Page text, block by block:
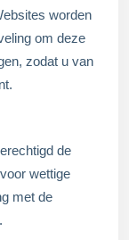
worden
om deze
zodat u van
de
wettige
met de